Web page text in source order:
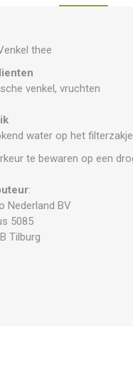
thee
venkel, vruchten
water op het
te bewaren op een
:
Nederland BV
5085
Tilburg